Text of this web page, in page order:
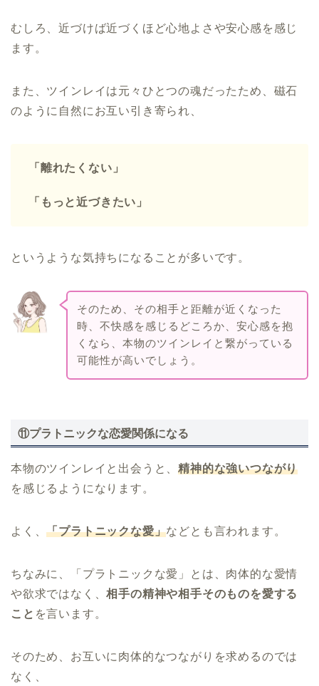
むしろ、近づけば近づくほど心地よさや安心感を感じ
ます。
また、ツインレイは元々ひとつの魂だったため、磁石
のように自然にお互い引き寄られ、
「離れたくない」
「もっと近づきたい」
というような気持ちになることが多いです。
そのため、その相手と距離が近くなった
時、不快感を感じるどころか、安心感を抱
くなら、本物のツインレイと繋がっている
可能性が高いでしょう。
⑪プラトニックな恋愛関係になる
本物のツインレイと出会うと、精神的な強いつながり
を感じるようになります。
よく、「プラトニックな愛」などとも言われます。
ちなみに、「プラトニックな愛」とは、肉体的な愛情
や欲求ではなく、相手の精神や相手そのものを愛する
こと を言います。
そのため、お互いに肉体的なつながりを求めるのでは
なく、